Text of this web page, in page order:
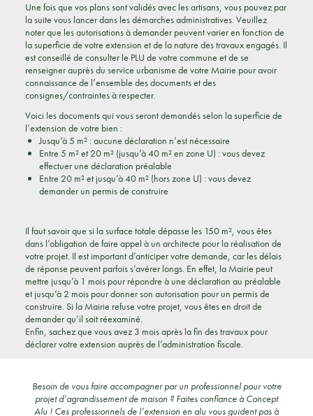
Une fois que vos plans sont validés avec les artisans, vous pouvez par
la suite vous lancer dans les démarches administratives. Veuillez
noter que les autorisations à demander peuvent varier en fonction de
la superficie de votre extension et de la nature des travaux engagés. Il
est conseillé de consulter le PLU de votre commune et de se
renseigner auprès du service urbanisme de votre Mairie pour avoir
connaissance de l’ensemble des documents et des
consignes/contraintes à respecter.
Voici les documents qui vous seront demandés selon la superficie de
l’extension de votre bien :
Jusqu’à 5 m² : aucune déclaration n’est nécessaire
Entre 5 m² et 20 m² (jusqu’à 40 m² en zone U) : vous devez
effectuer une déclaration préalable
Entre 20 m² et jusqu’à 40 m² (hors zone U) : vous devez
demander un permis de construire
Il faut savoir que si la surface totale dépasse les 150 m², vous êtes
dans l’obligation de faire appel à un architecte pour la réalisation de
votre projet. Il est important d’anticiper votre demande, car les délais
de réponse peuvent parfois s’avérer longs. En effet, la Mairie peut
mettre jusqu’à 1 mois pour répondre à une déclaration au préalable
et jusqu’à 2 mois pour donner son autorisation pour un permis de
construire. Si la Mairie refuse votre projet, vous êtes en droit de
demander qu’il soit réexaminé.
Enfin, sachez que vous avez 3 mois après la fin des travaux pour
déclarer votre extension auprès de l’administration fiscale.
Besoin de vous faire accompagner par un professionnel pour votre
projet d’agrandissement de maison ? Faites confiance à Concept
Alu ! Ces professionnels de l’extension en alu vous guident pas à